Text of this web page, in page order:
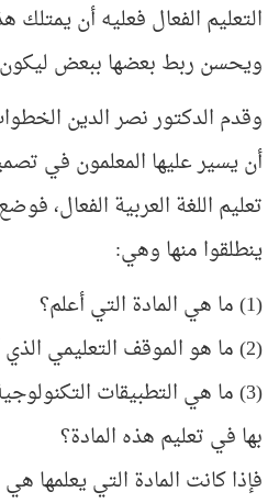
التعليم الفعال فعليه أن يمتلك
ويحسن ربط بعضها ببعض ليكون
وقدم الدكتور نصر الدين
أن يسير عليها المعلمون في
تعليم اللغة العربية الفعال،
ينطلقوا منها وهي:
(1) ما هي المادة التي أعلم؟
(2) ما هو الموقف التعليمي الذي أعلم فيه هذه المادة
(3) ما هي التطبيقات
بها في تعليم هذه المادة؟
فإذا كانت المادة التي يعلمها هي